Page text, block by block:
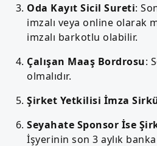
Oda Kayıt Sicil Sureti:
imzalı veya online olarak
imzalı barkotlu olabilir.
Çalışan Maaş Bordrosu:
olmalıdır.
Şirket Yetkilisi İmza
Seyahate Sponsor İse
İşyerinin son 3 aylık